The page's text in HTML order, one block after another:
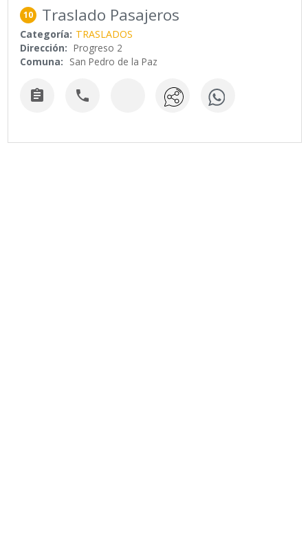
10 Traslado Pasajeros
Categoría: TRASLADOS
Dirección: Progreso 2
Comuna: San Pedro de la Paz
 